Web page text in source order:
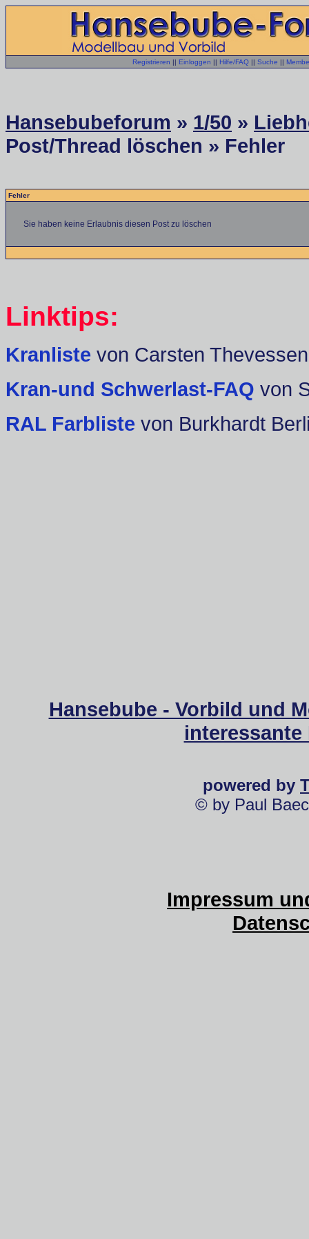
Registrieren || Einloggen || Hilfe/FAQ || Suche ||
Hansebubeforum » 1/50 »
Post/Thread löschen » Fehler
Fehler
Sie haben keine Erlaubnis diesen Post zu löschen
Linktips:
Kranliste von Carsten Thevessen
Kran-und Schwerlast-FAQ von
RAL Farbliste von Burkhardt
Hansebube - Vorbild und
powered by
© by Paul
Impressum